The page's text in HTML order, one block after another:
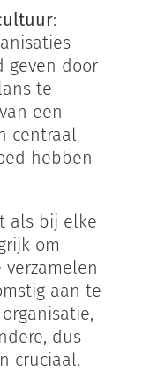
:
geven door
te
een
centraal
hebben
als bij elke
om
aan te
dus
cruciaal.